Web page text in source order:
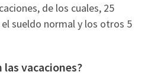
de los cuales, 25
sueldo normal y los otros 5
vacaciones?